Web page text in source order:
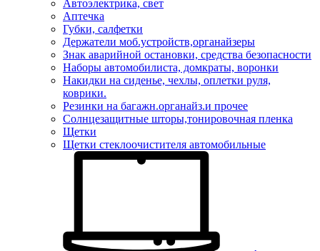
Автоэлектрика, свет
Аптечка
Губки, салфетки
Держатели моб.устройств,органайзеры
Знак аварийной остановки, средства безопасности
Наборы автомобилиста, домкраты, воронки
Накидки на сиденье, чехлы, оплетки руля,
коврики.
Резинки на багажн.органайз.и прочее
Солнцезащитные шторы,тонировочная пленка
Щетки
Щетки стеклоочистителя автомобильные